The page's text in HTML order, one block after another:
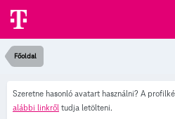
Főoldal
Szeretne hasonló avatart használni? A
alábbi linkről tudja letölteni.